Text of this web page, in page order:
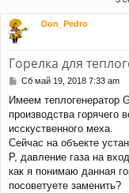
и
Don_Pedro
Горелка для
С
о
б
щ
е
и
е
Сб май 19, 2018 7:33 am
Имеем теплогенератор
производства горячего
исскуственного меха.
Сейчас на объекте
P, давление газа на
как я понимаю данная
посоветуете заменить?